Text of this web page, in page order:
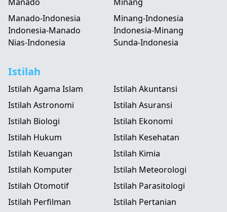
Manado-Indonesia
Indonesia-Manado
Minang-Indonesia
Indonesia-Minang
Nias-Indonesia
Sunda-Indonesia
Istilah
Istilah Agama Islam
Istilah Akuntansi
Istilah Astronomi
Istilah Asuransi
Istilah Biologi
Istilah Ekonomi
Istilah Hukum
Istilah Kesehatan
Istilah Keuangan
Istilah Kimia
Istilah Komputer
Istilah Meteorologi
Istilah Otomotif
Istilah Parasitologi
Istilah Perfilman
Istilah Pertanian